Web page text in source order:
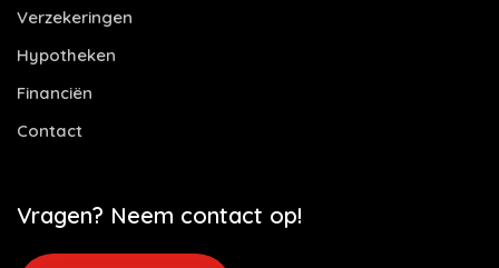
Verzekeringen
Hypotheken
Financiën
Contact
Vragen? Neem contact op!